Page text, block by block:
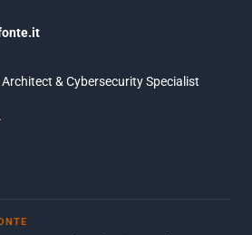
& Cybersecurity Specialist